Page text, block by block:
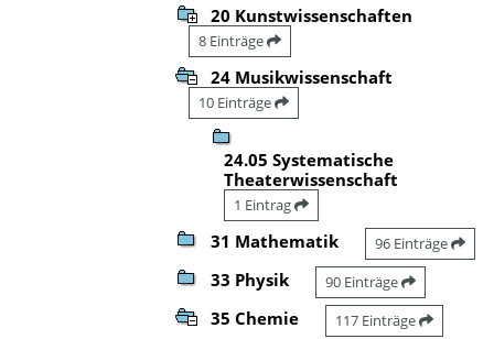
20 Kunstwissenschaften
8 Einträge
24 Musikwissenschaft
10 Einträge
24.05 Systematische
Theaterwissenschaft
1 Eintrag
31 Mathematik 96 Einträge
33 Physik 90 Einträge
35 Chemie 117 Einträge